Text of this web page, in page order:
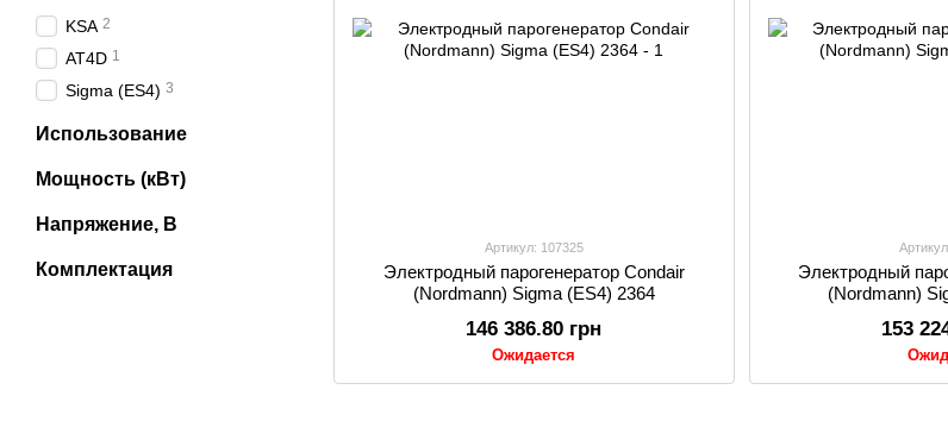
Артикул: 107325
Электродный парогенератор Condair
(Nordmann) Sigma (ES4) 2364
146 386.80 грн
Ожидается
Электродный
(Nordmann)
153
KSA 2
AT4D 1
Sigma (ES4) 3
Использование
Мощность (кВт)
Напряжение, В
Комплектация